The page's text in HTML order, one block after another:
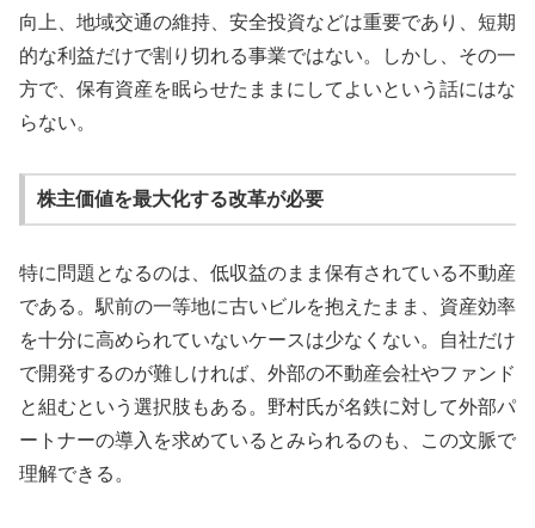
向上、地域交通の維持、安全投資などは重要であり、短期
的な利益だけで割り切れる事業ではない。しかし、その一
方で、保有資産を眠らせたままにしてよいという話にはな
らない。
株主価値を最大化する改革が必要
特に問題となるのは、低収益のまま保有されている不動産
である。駅前の一等地に古いビルを抱えたまま、資産効率
を十分に高められていないケースは少なくない。自社だけ
で開発するのが難しければ、外部の不動産会社やファンド
と組むという選択肢もある。野村氏が名鉄に対して外部パ
ートナーの導入を求めているとみられるのも、この文脈で
理解できる。